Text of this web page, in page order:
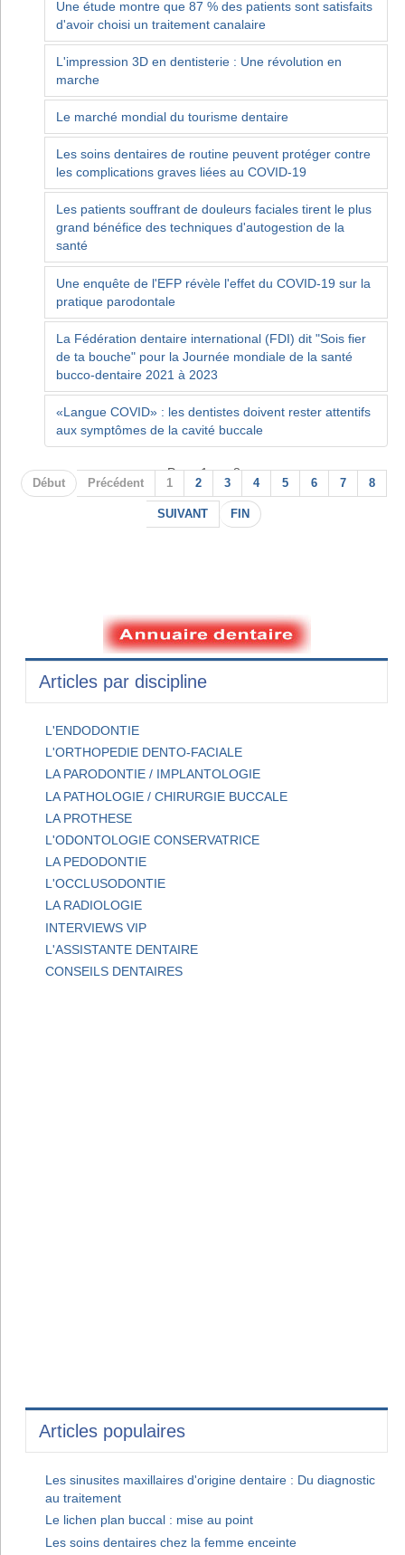
Une étude montre que 87 % des patients sont satisfaits
d'avoir choisi un traitement canalaire
L'impression 3D en dentisterie : Une révolution en
marche
Le marché mondial du tourisme dentaire
Les soins dentaires de routine peuvent protéger contre
les complications graves liées au COVID-19
Les patients souffrant de douleurs faciales tirent le plus
grand bénéfice des techniques d'autogestion de la
santé
Une enquête de l'EFP révèle l'effet du COVID-19 sur la
pratique parodontale
La Fédération dentaire international (FDI) dit "Sois fier
de ta bouche" pour la Journée mondiale de la santé
bucco-dentaire 2021 à 2023
«Langue COVID» : les dentistes doivent rester attentifs
aux symptômes de la cavité buccale
Page 1 sur 8
Début Précédent 1 2 3 4 5 6 7 8
SUIVANT FIN
Articles par discipline
L'ENDODONTIE
L'ORTHOPEDIE DENTO-FACIALE
LA PARODONTIE / IMPLANTOLOGIE
LA PATHOLOGIE / CHIRURGIE BUCCALE
LA PROTHESE
L'ODONTOLOGIE CONSERVATRICE
LA PEDODONTIE
L'OCCLUSODONTIE
LA RADIOLOGIE
INTERVIEWS VIP
L'ASSISTANTE DENTAIRE
CONSEILS DENTAIRES
Articles populaires
Les sinusites maxillaires d'origine dentaire : Du diagnostic
au traitement
Le lichen plan buccal : mise au point
Les soins dentaires chez la femme enceinte